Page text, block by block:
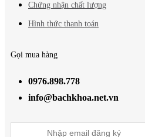
Chứng nhận chất lượng
Hình thức thanh toán
Gọi mua hàng
0976.898.778
info@bachkhoa.net.vn